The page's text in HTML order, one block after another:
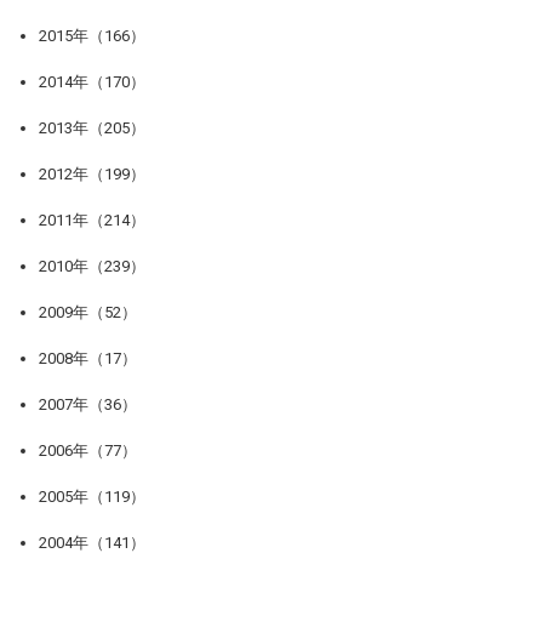
2015年（166）
2014年（170）
2013年（205）
2012年（199）
2011年（214）
2010年（239）
2009年（52）
2008年（17）
2007年（36）
2006年（77）
2005年（119）
2004年（141）